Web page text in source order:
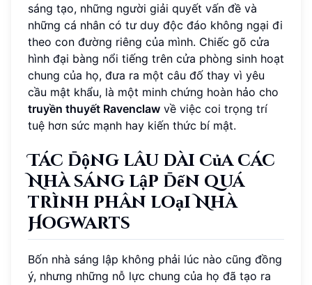
sáng tạo, những người giải quyết vấn đề và
những cá nhân có tư duy độc đáo không ngại đi
theo con đường riêng của mình. Chiếc gõ cửa
hình đại bàng nổi tiếng trên cửa phòng sinh hoạt
chung của họ, đưa ra một câu đố thay vì yêu
cầu mật khẩu, là một minh chứng hoàn hảo cho
truyền thuyết Ravenclaw về việc coi trọng trí
tuệ hơn sức mạnh hay kiến thức bí mật.
Tác động lâu dài của các
Nhà sáng lập đến quá
trình phân loại Nhà
Hogwarts
Bốn nhà sáng lập không phải lúc nào cũng đồng
ý, nhưng những nỗ lực chung của họ đã tạo ra